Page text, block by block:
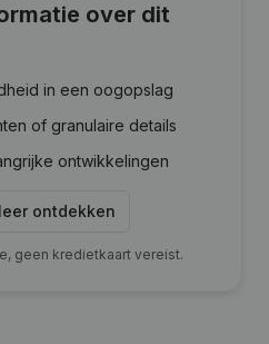
over dit
in een oogopslag
of granulaire details
ontwikkelingen
ontdekken
geen kredietkaart vereist.